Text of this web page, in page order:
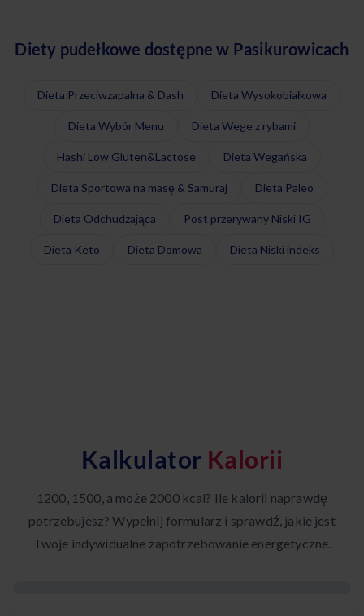
Diety pudełkowe dostępne w Pasikurowicach
Dieta Przeciwzapalna & Dash Dieta Wysokobiałkowa
Dieta Wybór Menu Dieta Wege z rybami
Hashi Low Gluten&Lactose Dieta Wegańska
Dieta Sportowa na masę & Samuraj Dieta Paleo
Dieta Odchudzająca Post przerywany Niski IG
Dieta Keto Dieta Domowa Dieta Niski indeks
Kalkulator Kalorii
1200, 1500, a może 2000 kcal? Ile kalorii naprawdę
potrzebujesz? Wypełnij formularz i sprawdź, jakie jest
Twoje indywidualne zapotrzebowanie energetyczne.